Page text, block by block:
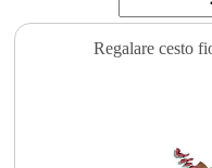
Regalare cesto